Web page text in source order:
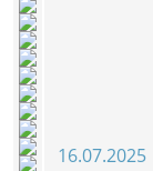
16.07.2025